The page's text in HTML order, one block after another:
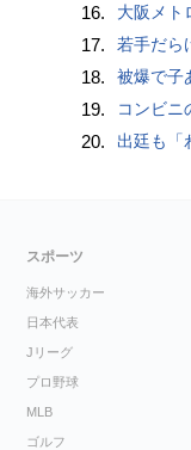
16. 大阪メト
17. 若手だら
18. 被爆で子
19. コンビニ
20. 出廷も「
スポーツ
海外サッカー
日本代表
Jリーグ
プロ野球
MLB
ゴルフ